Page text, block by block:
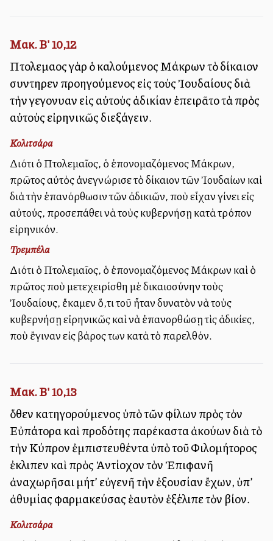
Μακ. Β' 10,12
Πτολεμαῖος γὰρ ὁ καλούμενος Μάκρων τὸ δίκαιον
συντηρεῖν προηγούμενος εἰς τοὺς Ἰουδαίους διὰ
τὴν γεγονυῖαν εἰς αὐτοὺς ἀδικίαν ἐπειρᾶτο τὰ πρὸς
αὐτοὺς εἰρηνικῶς διεξάγειν.
Κολιτσάρα
Διότι ὁ Πτολεμαῖος, ὁ ἐπονομαζόμενος Μάκρων,
πρῶτος αὐτὸς ἀνεγνώρισε τὸ δίκαιον τῶν Ἰουδαίων καὶ
διὰ τὴν ἐπανόρθωσιν τῶν ἀδικιῶν, ποὺ εἶχαν γίνει εἰς
αὐτούς, προσεπάθει νὰ τοὺς κυβερνήσῃ κατὰ τρόπον
εἰρηνικόν.
Τρεμπέλα
Διότι ὁ Πτολεμαῖος, ὁ ἐπονομαζόμενος Μάκρων καὶ ὁ
πρῶτος ποὺ μετεχειρίσθη μὲ δικαιοσύνην τοὺς
Ἰουδαίους, ἔκαμεν ὅ,τι τοῦ ἦταν δυνατὸν νὰ τοὺς
κυβερνήσῃ εἰρηνικῶς καὶ νὰ ἐπανορθώσῃ τὶς ἀδικίες,
ποὺ ἔγιναν εἰς βάρος των κατὰ τὸ παρελθόν.
Μακ. Β' 10,13
ὅθεν κατηγορούμενος ὑπὸ τῶν φίλων πρὸς τὸν
Εὐπάτορα καὶ προδότης παρέκαστα ἀκούων διὰ τὸ
τὴν Κύπρον ἐμπιστευθέντα ὑπὸ τοῦ Φιλομήτορος
ἐκλιπεῖν καὶ πρὸς Ἀντίοχον τὸν Ἐπιφανῆ
ἀναχωρῆσαι μήτ’ εὐγενῆ τὴν ἐξουσίαν ἔχων, ὑπ’
ἀθυμίας φαρμακεύσας ἑαυτὸν ἐξέλιπε τὸν βίον.
Κολιτσάρα